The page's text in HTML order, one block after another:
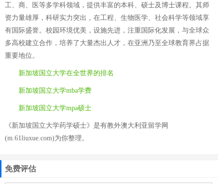
工、商、医等多学科领域，提供丰富的本科、硕士及博士课程。其师
资力量雄厚，科研实力突出，在工程、生物医学、社会科学等领域享
有国际盛誉。校园环境优美，设施先进，注重国际化发展，与全球众
多高校建立合作，培养了大量杰出人才，在亚洲乃至全球教育界占据
重要地位。
新加坡国立大学在全世界的排名
新加坡国立大学mba学费
新加坡国立大学mpa硕士
《新加坡国立大学药学硕士》是有教外澳大利亚留学网
(m.61liuxue.com)为你整理。
免费评估